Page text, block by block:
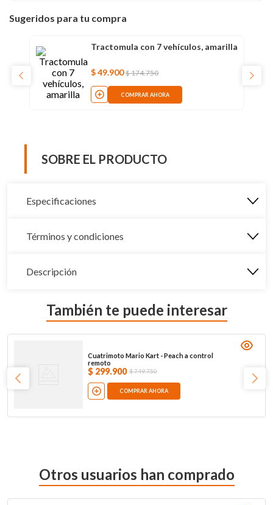
Sugeridos para tu compra
Tractomula con 7 vehículos, amarilla
$ 49.900 $174.750
COMPRAR AHORA
SOBRE EL PRODUCTO
Especificaciones
Términos y condiciones
Descripción
También te puede interesar
Cuatrimoto Mario Kart - Peach a control
remoto
$ 299.900 $749.750
COMPRAR AHORA
Otros usuarios han comprado